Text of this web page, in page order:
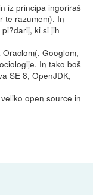
iz principa ingoriraš
te razumem). In
ki si jih
Googlom,
In tako boš
SE 8, OpenJDK,
open source in